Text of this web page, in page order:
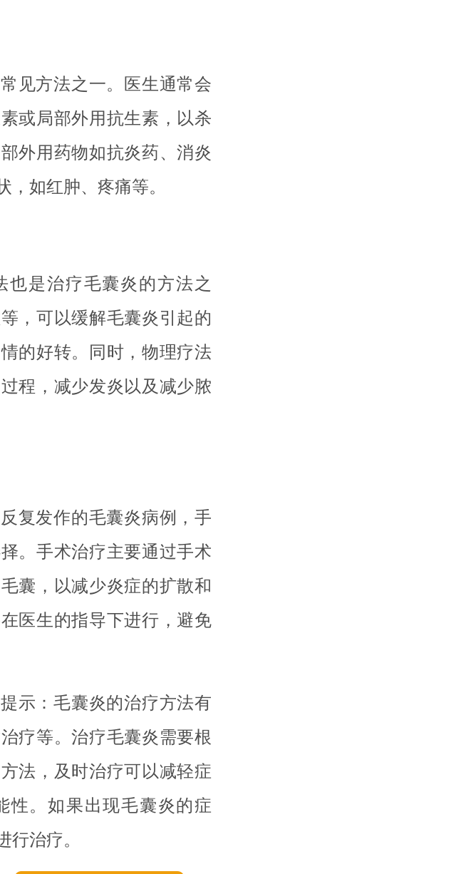
见方法之一。医生通常会
或局部外用抗生素，以杀
外用药物如抗炎药、消炎
如红肿、疼痛等。
也是治疗毛囊炎的方法之
，可以缓解毛囊炎引起的
的好转。同时，物理疗法
程，减少发炎以及减少脓
复发作的毛囊炎病例，手
。手术治疗主要通过手术
囊，以减少炎症的扩散和
医生的指导下进行，避免
示：毛囊炎的治疗方法有
疗等。治疗毛囊炎需要根
法，及时治疗可以减轻症
性。如果出现毛囊炎的症
治疗。